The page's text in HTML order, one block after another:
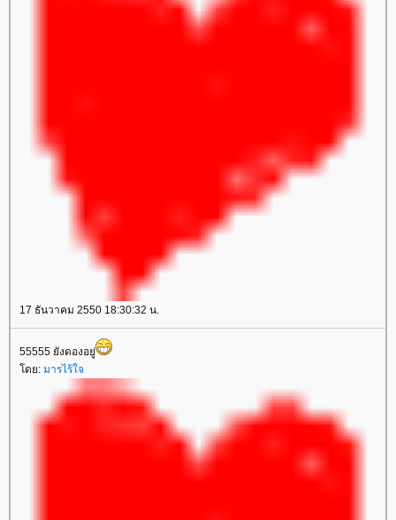
17 ธันวาคม 2550 18:30:32 น.
55555 ยังดองอยู่
ดย: มารไร้ใจ